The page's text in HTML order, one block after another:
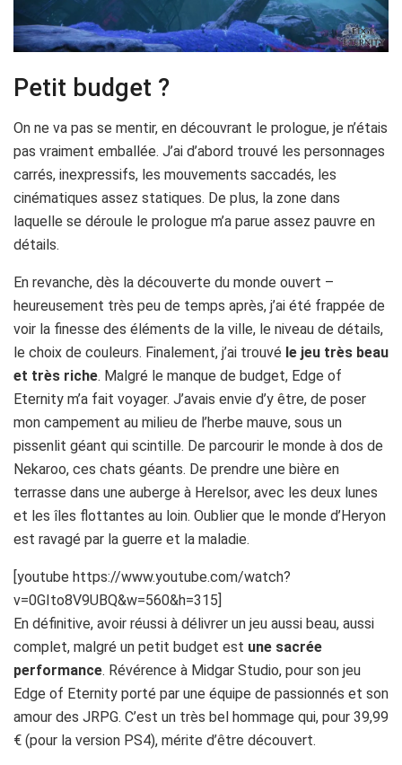
Petit budget ?
On ne va pas se mentir, en découvrant le prologue, je n’étais
pas vraiment emballée. J’ai d’abord trouvé les personnages
carrés, inexpressifs, les mouvements saccadés, les
cinématiques assez statiques. De plus, la zone dans
laquelle se déroule le prologue m’a parue assez pauvre en
détails.
En revanche, dès la découverte du monde ouvert –
heureusement très peu de temps après, j’ai été frappée de
voir la finesse des éléments de la ville, le niveau de détails,
le choix de couleurs. Finalement, j’ai trouvé le jeu très beau
et très riche. Malgré le manque de budget, Edge of
Eternity m’a fait voyager. J’avais envie d’y être, de poser
mon campement au milieu de l’herbe mauve, sous un
pissenlit géant qui scintille. De parcourir le monde à dos de
Nekaroo, ces chats géants. De prendre une bière en
terrasse dans une auberge à Herelsor, avec les deux lunes
et les îles flottantes au loin. Oublier que le monde d’Heryon
est ravagé par la guerre et la maladie.
[youtube https://www.youtube.com/watch?
v=0GIto8V9UBQ&w=560&h=315]
En définitive, avoir réussi à délivrer un jeu aussi beau, aussi
complet, malgré un petit budget est une sacrée
performance. Révérence à Midgar Studio, pour son jeu
Edge of Eternity porté par une équipe de passionnés et son
amour des JRPG. C’est un très bel hommage qui, pour 39,99
€ (pour la version PS4), mérite d’être découvert.